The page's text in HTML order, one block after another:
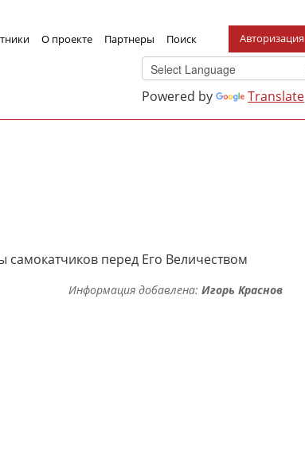
О проекте Партнеры Поиск Авторизация
Powered by Translate
перед Его Величеством
Информация добавлена: Игорь Краснов